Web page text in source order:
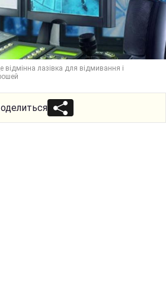
лазівка для відмивання і